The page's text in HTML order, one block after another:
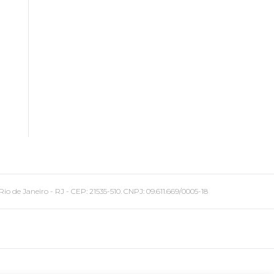
Janeiro - RJ - CEP: 21535-510. CNPJ: 09.611.669/0005-18